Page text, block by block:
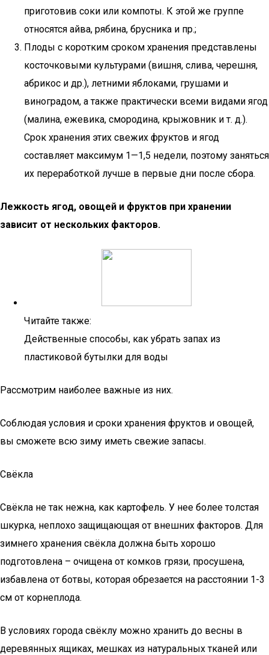
приготовив соки или компоты. К этой же группе
относятся айва, рябина, брусника и пр.;
Плоды с коротким сроком хранения представлены
косточковыми культурами (вишня, слива, черешня,
абрикос и др.), летними яблоками, грушами и
виноградом, а также практически всеми видами ягод
(малина, ежевика, смородина, крыжовник и т. д.).
Срок хранения этих свежих фруктов и ягод
составляет максимум 1—1,5 недели, поэтому заняться
их переработкой лучше в первые дни после сбора.
Лежкость ягод, овощей и фруктов при хранении
зависит от нескольких факторов.
Читайте также:
Действенные способы, как убрать запах из
пластиковой бутылки для воды
Рассмотрим наиболее важные из них.
Соблюдая условия и сроки хранения фруктов и овощей,
вы сможете всю зиму иметь свежие запасы.
Свёкла
Свёкла не так нежна, как картофель. У нее более толстая
шкурка, неплохо защищающая от внешних факторов. Для
зимнего хранения свёкла должна быть хорошо
подготовлена – очищена от комков грязи, просушена,
избавлена от ботвы, которая обрезается на расстоянии 1-3
см от корнеплода.
В условиях города свёклу можно хранить до весны в
деревянных ящиках, мешках из натуральных тканей или